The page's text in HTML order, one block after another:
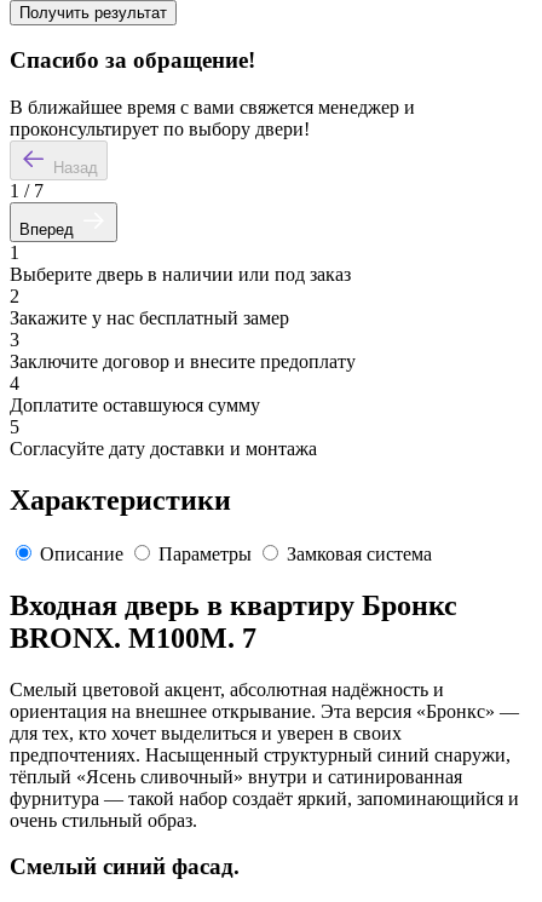
Получить результат
Спасибо за обращение!
В ближайшее время с вами свяжется менеджер и
проконсультирует по выбору двери!
Назад
1 / 7
Вперед
1
Выберите дверь в наличии или под заказ
2
Закажите у нас бесплатный замер
3
Заключите договор и внесите предоплату
4
Доплатите оставшуюся сумму
5
Согласуйте дату доставки и монтажа
Характеристики
Описание Параметры Замковая система
Входная дверь в квартиру Бронкс
BRONX. M100M. 7
Смелый цветовой акцент, абсолютная надёжность и
ориентация на внешнее открывание. Эта версия «Бронкс» —
для тех, кто хочет выделиться и уверен в своих
предпочтениях. Насыщенный структурный синий снаружи,
тёплый «Ясень сливочный» внутри и сатинированная
фурнитура — такой набор создаёт яркий, запоминающийся и
очень стильный образ.
Смелый синий фасад.